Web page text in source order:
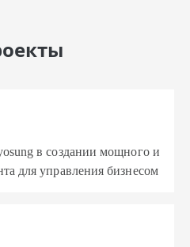
в создании мощного и
для управления бизнесом